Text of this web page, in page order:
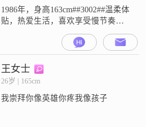
成，哪怕不工作，节俭顾家，不爱
慕虚荣，懂得知足常
1986年，身高163cm##3002##温柔体
贴，热爱生活，喜欢享受慢节奏的
生活，感受生活中的每一个小确幸
##3002##知足常乐，懂得珍惜现有
的一切##3002##一直想做个情绪稳
定的女人，善于互相尊重和真诚沟
通##3002##相信在感情中，只要真
王女士
26岁 | 165cm
我崇拜你像英雄你疼我像孩子